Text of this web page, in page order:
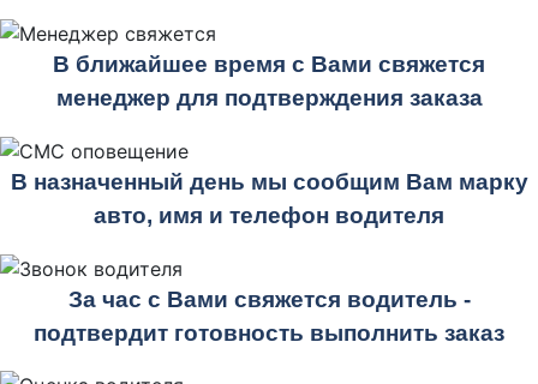
В ближайшее время с Вами свяжется
менеджер для подтверждения заказа
В назначенный день мы сообщим Вам марку
авто, имя и телефон водителя
За час с Вами свяжется водитель -
подтвердит готовность выполнить заказ